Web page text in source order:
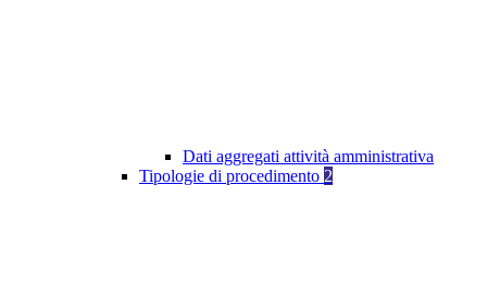
Dati aggregati attività amministrativa
Tipologie di procedimento 2